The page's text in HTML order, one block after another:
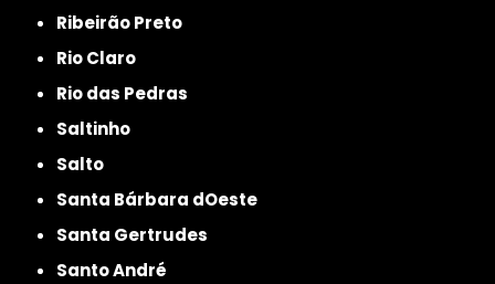
Ribeirão Preto
Rio Claro
Rio das Pedras
Saltinho
Salto
Santa Bárbara dOeste
Santa Gertrudes
Santo André